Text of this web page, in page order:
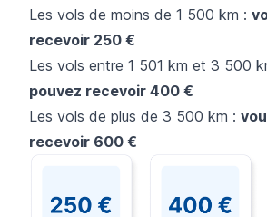
Les vols de moins de 1 500 km :
recevoir 250 €
Les vols entre 1 501 km et 3 500
pouvez recevoir 400 €
Les vols de plus de 3 500 km :
recevoir 600 €